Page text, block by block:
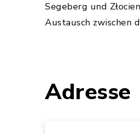
Segeberg und
Austausch zwischen
Adresse